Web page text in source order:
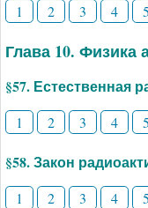
1 2 3 4 5
Глава 10. Физика
§57. Естественная
1 2 3 4 5
§58. Закон
1 2 3 4 5